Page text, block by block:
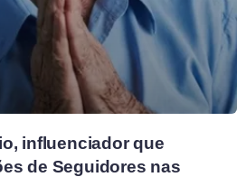
influenciador que
de Seguidores nas